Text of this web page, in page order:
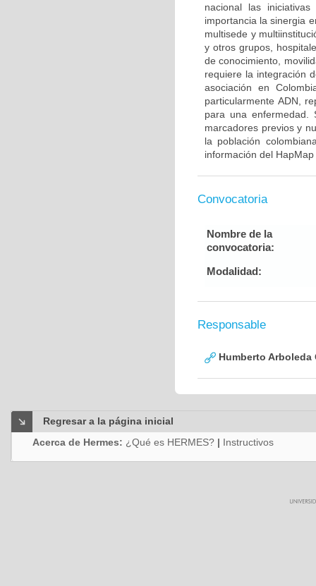
nacional las
importancia la sinergia
multisede y
y otros grupos,
de conocimiento,
requiere la integración
asociación en
particularmente ADN,
para una enfermedad.
marcadores previos y
la población
información del
Convocatoria
Nombre de la
convocatoria:
Modalidad:
Responsable
Humberto Arboleda
Regresar a la página inicial
Acerca de Hermes: ¿Qué es HERMES? | Instructivos